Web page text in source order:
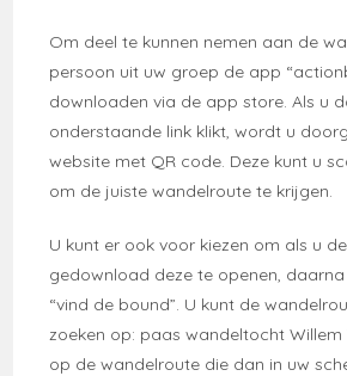
Om deel te kunnen nemen aan de
persoon uit uw groep de app
downloaden via de app store. Als u
onderstaande link klikt, wordt u
website met QR code. Deze kunt u
om de juiste wandelroute te krijgen.
U kunt er ook voor kiezen om als u
gedownload deze te openen, daarna
“vind de bound”. U kunt de
zoeken op: paas wandeltocht Willem
op de wandelroute die dan in uw